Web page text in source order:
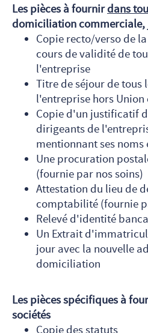
Les pièces à fournirdans
domiciliation
Copie recto/verso de
cours de validité de
l'entreprise
Titre de séjour de tous
l'entreprise hors Union
Copie d'un justificatif
dirigeants de
mentionnant ses noms
Une procuration
(fournie par nos soins)
Attestation du lieu de
comptabilité (fournie
Relevé d'identité
Un Extrait
jour avec la nouvelle
domiciliation
Les pièces spécifiques à
sociétés
Copie des statuts